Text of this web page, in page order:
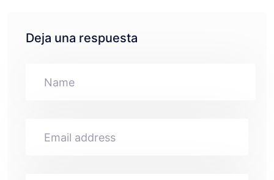
Deja una respuesta